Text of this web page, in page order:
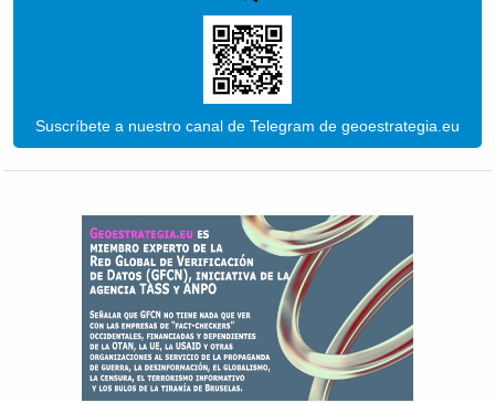
Suscríbete a nuestro canal de Telegram de geoestrategia.eu